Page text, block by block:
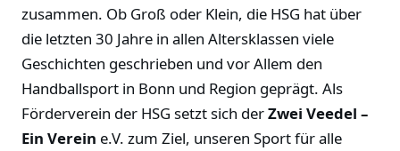
zusammen. Ob Groß oder Klein, die HSG hat über
die letzten 30 Jahre in allen Altersklassen viele
Geschichten geschrieben und vor Allem den
Handballsport in Bonn und Region geprägt. Als
Förderverein der HSG setzt sich derZwei Veedel –
Ein Verein e.V. zum Ziel, unseren Sport für alle